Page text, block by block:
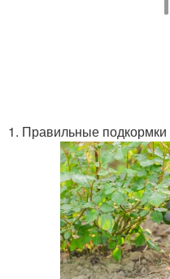
1. Правильные подкормки